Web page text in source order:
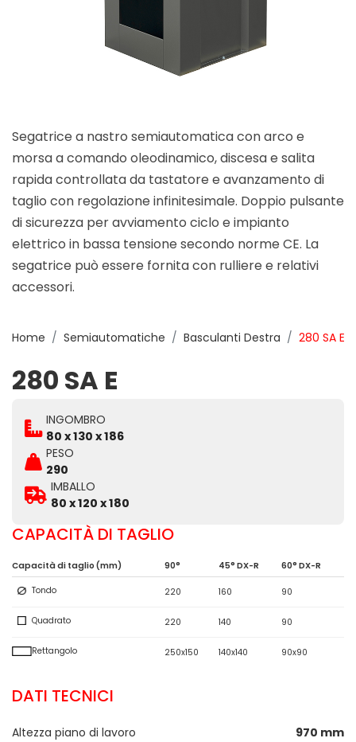
Segatrice a nastro semiautomatica con arco e
morsa a comando oleodinamico, discesa e salita
rapida controllata da tastatore e avanzamento di
taglio con regolazione infinitesimale. Doppio pulsante
di sicurezza per avviamento ciclo e impianto
elettrico in bassa tensione secondo norme CE. La
segatrice può essere fornita con rulliere e relativi
accessori.
Home Semiautomatiche Basculanti Destra 280 SA E
280 SA E
INGOMBRO
80 x 130 x 186
PESO
290
IMBALLO
80 x 120 x 180
CAPACITÀ DI TAGLIO
Capacità di taglio (mm) 90° 45° DX-R 60° DX-R
Tondo 220 160 90
Quadrato 220 140 90
Rettangolo 250x150 140x140 90x90
DATI TECNICI
Altezza piano di lavoro
970 mm